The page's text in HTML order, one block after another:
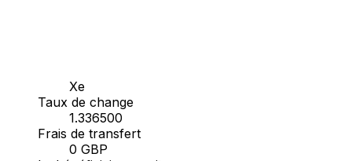
Xe
Taux de change
1.336500
Frais de transfert
0 GBP